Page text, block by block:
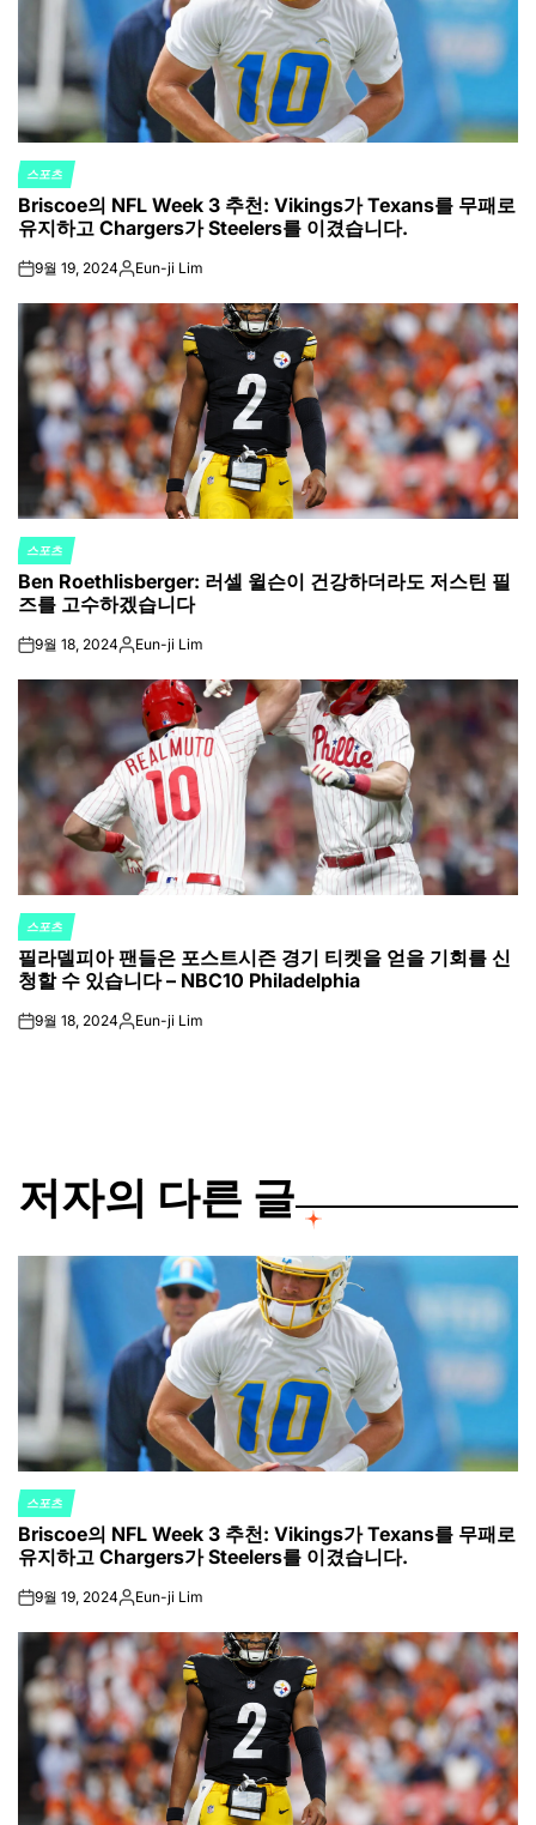
POSTED
IN
스포츠
Briscoe의 NFL Week 3 추천: Vikings가 Texans를 무패로
유지하고 Chargers가 Steelers를 이겼습니다.
on9월 19, 2024Posted
Eun-ji Lim
POSTED
IN
스포츠
Ben Roethlisberger: 러셀 윌슨이 건강하더라도 저스틴 필
즈를 고수하겠습니다
on9월 18, 2024Posted
Eun-ji Lim
POSTED
IN
스포츠
필라델피아 팬들은 포스트시즌 경기 티켓을 얻을 기회를 신
청할 수 있습니다 – NBC10 Philadelphia
on9월 18, 2024Posted
Eun-ji Lim
저자의 다른 글
POSTED
IN
스포츠
Briscoe의 NFL Week 3 추천: Vikings가 Texans를 무패로
유지하고 Chargers가 Steelers를 이겼습니다.
on9월 19, 2024Posted
Eun-ji Lim